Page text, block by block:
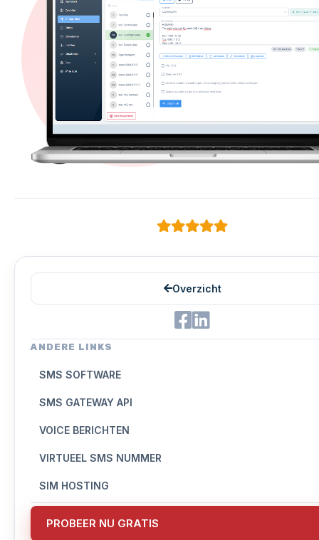
Overzicht
ANDERE LINKS
SMS SOFTWARE
SMS GATEWAY API
VOICE BERICHTEN
VIRTUEEL SMS NUMMER
SIM HOSTING
PROBEER NU GRATIS